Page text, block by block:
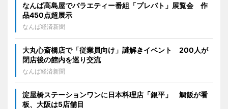
なんば高島屋でバラエティー番組「プレバト」展覧会 作
品450点超展示
なんば経済新聞
大丸心斎橋店で「従業員向け」謎解きイベント 200人が
閉店後の館内を巡り交流
なんば経済新聞
淀屋橋ステーションワンに日本料理店「銀平」 鯛飯が看
板、大阪は5店舗目